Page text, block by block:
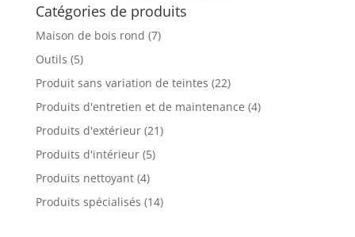
654.99$
Catégories de produits
Maison de bois rond (7)
Outils (5)
Produit sans variation de teintes (22)
Produits d'entretien et de maintenance (4)
Produits d'extérieur (21)
Produits d'intérieur (5)
Produits nettoyant (4)
Produits spécialisés (14)